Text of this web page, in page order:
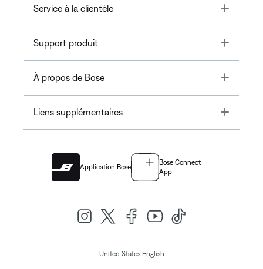
Service à la clientèle Toggle
Support produit Toggle
À propos de Bose Toggle
Liens supplémentaires Toggle
Application Bose
Bose Connect
App
United States| English